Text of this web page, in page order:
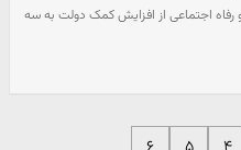
و رفاه‌ اجتماعی از افزایش کمک دولت به سه